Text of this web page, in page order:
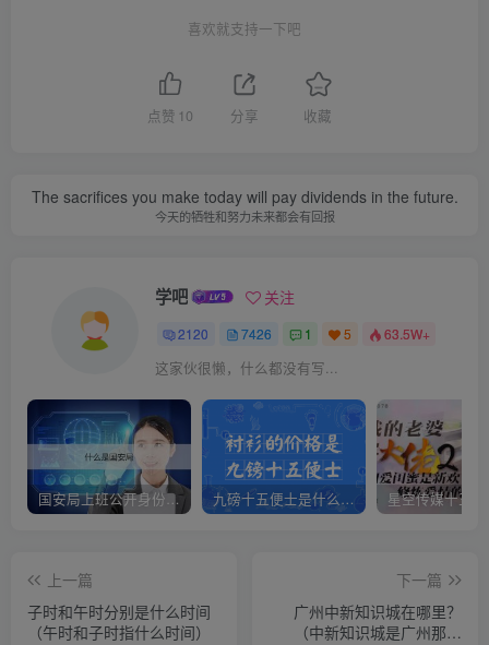
喜欢就支持一下吧
点赞 10 分享 收藏
The sacrifices you make today will pay dividends in the future.
今天的牺牲和努力未来都会有回报
学吧 关注
2120 7426 1 5 63.5W+
这家伙很懒，什么都没有写...
国安局上班公开身份是什么（国安身份对家人保密吗） 九磅十五便士是什么意思（九磅十五便士是什么梗）
上一篇
子时和午时分别是什么时间
（午时和子时指什么时间）
下一篇
广州中新知识城在哪里？
（中新知识城是广州那个